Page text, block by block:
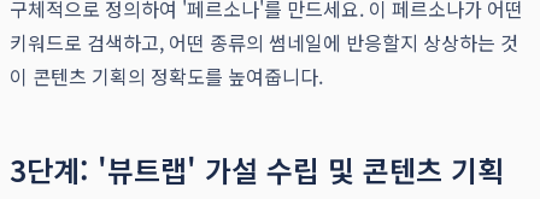
구체적으로 정의하여 '페르소나'를 만드세요. 이 페르소나가 어떤
키워드로 검색하고, 어떤 종류의 썸네일에 반응할지 상상하는 것
이 콘텐츠 기획의 정확도를 높여줍니다.
3단계: '뷰트랩' 가설 수립 및 콘텐츠 기획